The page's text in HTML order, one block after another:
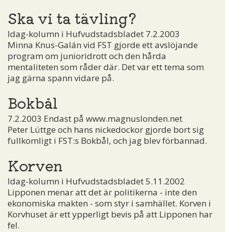
Ska vi ta tävling?
Idag-kolumn i Hufvudstadsbladet 7.2.2003
Minna Knus-Galán vid FST gjorde ett avslöjande
program om junioridrott och den hårda
mentaliteten som råder där. Det var ett tema som
jag gärna spann vidare på.
Bokbål
7.2.2003 Endast på www.magnuslonden.net
Peter Lüttge och hans nickedockor gjorde bort sig
fullkomligt i FST:s Bokbål, och jag blev förbannad.
Korven
Idag-kolumn i Hufvudstadsbladet 5.11.2002
Lipponen menar att det är politikerna - inte den
ekonomiska makten - som styr i samhället. Korven i
Korvhuset är ett ypperligt bevis på att Lipponen har
fel.